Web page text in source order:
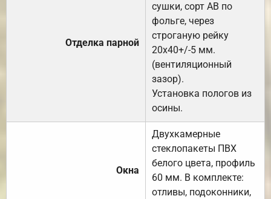
Отделка парной
сушки, сорт АВ по
фольге, через
строганую рейку
20х40+/-5 мм.
(вентиляционный
зазор).
Установка пологов из
осины.
Окна
Двухкамерные
стеклопакеты ПВХ
белого цвета, профиль
60 мм. В комплекте:
отливы, подоконники,